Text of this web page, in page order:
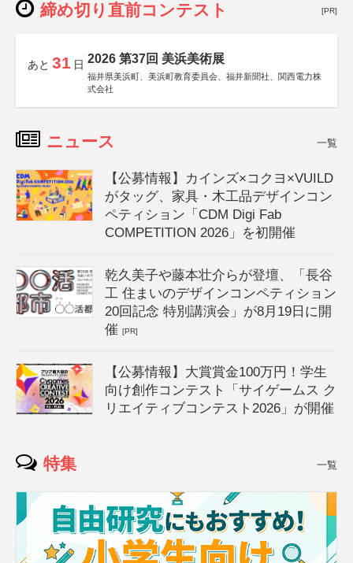
締め切り直前コンテスト [PR]
あと 31 日 2026 第37回 美浜美術展
福井県美浜町、美浜町教育委員会、福井新聞社、関西電力株
式会社
ニュース 一覧
【公募情報】カインズ×コクヨ×VUILD
がタッグ、家具・木工品デザインコン
ペティション「CDM Digi Fab
COMPETITION 2026」を初開催
乾久美子や藤本壮介らが登壇、「長谷
工 住まいのデザインコンペティション
20回記念 特別講演会」が8月19日に開
催[PR]
【公募情報】大賞賞金100万円！学生
向け創作コンテスト「サイゲームス ク
リエイティブコンテスト2026」が開催
特集 一覧